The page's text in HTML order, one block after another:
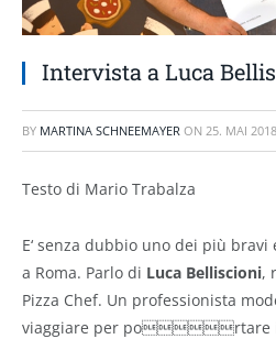
Intervista a Luca
BY MARTINA SCHNEEMAYER ON 25. MAI 2018
Testo di Mario Trabalza
E‘ senza dubbio uno dei più
a Roma. Parlo di Luca Belliscioni,
Pizza Chef. Un professionista
viaggiare per portare il